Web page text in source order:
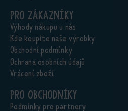
Pro zákazníky
Výhody nákupu u nás
Kde koupíte naše výrobky
Obchodní podmínky
Ochrana osobních údajů
Vrácení zboží
Pro obchodníky
Podmínky pro partnery